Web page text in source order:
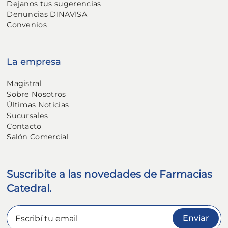
Dejanos tus sugerencias
Denuncias DINAVISA
Convenios
La empresa
Magistral
Sobre Nosotros
Últimas Noticias
Sucursales
Contacto
Salón Comercial
Suscribite a las novedades de Farmacias
Catedral.
Enviar